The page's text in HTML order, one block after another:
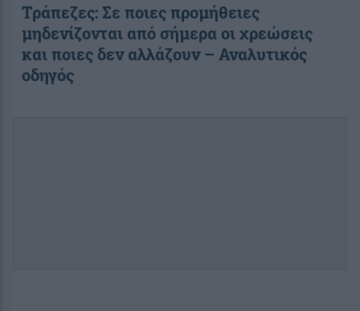
Τράπεζες: Σε ποιες προμήθειες
μηδενίζονται από σήμερα οι χρεώσεις
και ποιες δεν αλλάζουν – Αναλυτικός
οδηγός